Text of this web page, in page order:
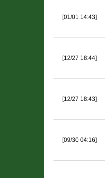
[01/01 14:43]
[12/27 18:44]
[12/27 18:43]
[09/30 04:16]